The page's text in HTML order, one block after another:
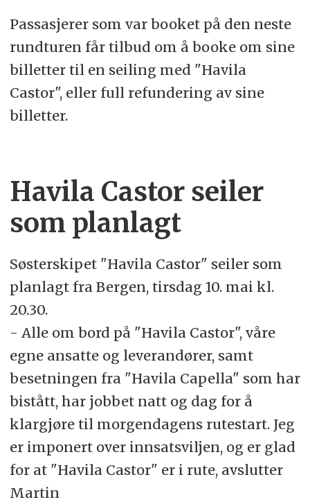
Passasjerer som var booket på den neste
rundturen får tilbud om å booke om sine
billetter til en seiling med "Havila
Castor", eller full refundering av sine
billetter.
Havila Castor seiler
som planlagt
Søsterskipet "Havila Castor" seiler som
planlagt fra Bergen, tirsdag 10. mai kl.
20.30.
- Alle om bord på "Havila Castor", våre
egne ansatte og leverandører, samt
besetningen fra "Havila Capella" som har
bistått, har jobbet natt og dag for å
klargjøre til morgendagens rutestart. Jeg
er imponert over innsatsviljen, og er glad
for at "Havila Castor" er i rute, avslutter
Martin